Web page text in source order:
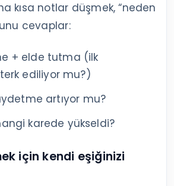
kısa notlar düşmek, “neden
cevaplar:
+ elde tutma (ilk
ediliyor mu?)
artıyor mu?
karede yükseldi?
için kendi eşiğinizi